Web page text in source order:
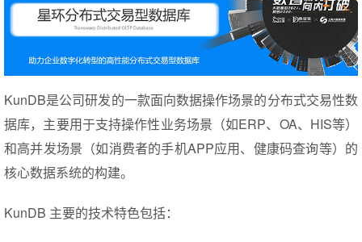
KunDB是公司研发的一款面向数据操作场景的分布式交易性数
据库，主要用于支持操作性业务场景（如ERP、OA、HIS等）
和高并发场景（如消费者的手机APP应用、健康码查询等）的
核心数据系统的构建。
KunDB 主要的技术特色包括：